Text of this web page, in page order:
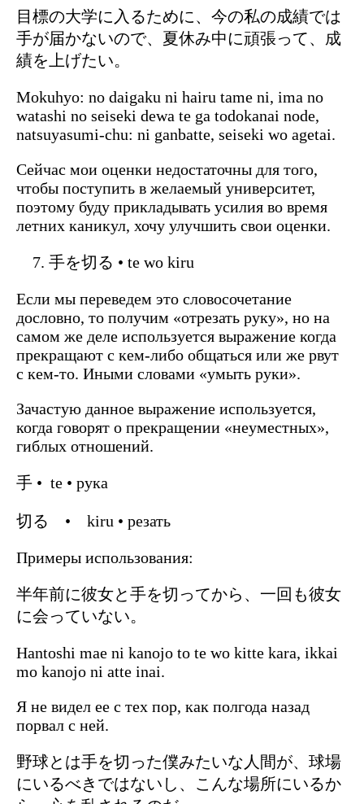
目標の大学に入るために、今の私の成績では
手が届かないので、夏休み中に頑張って、成
績を上げたい。
Mokuhyo: no daigaku ni hairu tame ni, ima no
watashi no seiseki dewa te ga todokanai node,
natsuyasumi-chu: ni ganbatte, seiseki wo agetai.
Сейчас мои оценки недостаточны для того,
чтобы поступить в желаемый университет,
поэтому буду прикладывать усилия во время
летних каникул, хочу улучшить свои оценки.
手を切る • te wo kiru
Если мы переведем это словосочетание
дословно, то получим «отрезать руку», но на
самом же деле используется выражение когда
прекращают с кем-либо общаться или же рвут
с кем-то. Иными словами «умыть руки».
Зачастую данное выражение используется,
когда говорят о прекращении «неуместных»,
гиблых отношений.
手 • te • рука
切る • kiru • резать
Примеры использования:
半年前に彼女と手を切ってから、一回も彼女
に会っていない。
Hantoshi mae ni kanojo to te wo kitte kara, ikkai
mo kanojo ni atte inai.
Я не видел ее с тех пор, как полгода назад
порвал с ней.
野球とは手を切った僕みたいな人間が、球場
にいるべきではないし、こんな場所にいるか